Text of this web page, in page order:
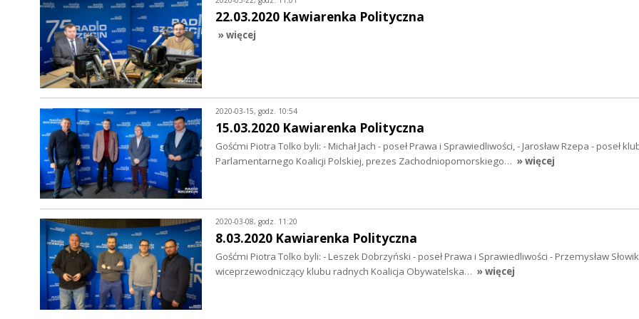
22.03.2020 Kawiarenka Polityczna
» więcej
2020-03-15, godz. 10:54
15.03.2020 Kawiarenka Polityczna
Gośćmi Piotra Tolko byli: - Michał Jach - poseł Prawa i Sprawiedliwości, - Jarosław Rzepa - poseł
Parlamentarnego Koalicji Polskiej, prezes Zachodniopomorskiego… » więcej
2020-03-08, godz. 11:20
8.03.2020 Kawiarenka Polityczna
Gośćmi Piotra Tolko byli: - Leszek Dobrzyński - poseł Prawa i Sprawiedliwości - Przemysław
wiceprzewodniczący klubu radnych Koalicja Obywatelska… » więcej